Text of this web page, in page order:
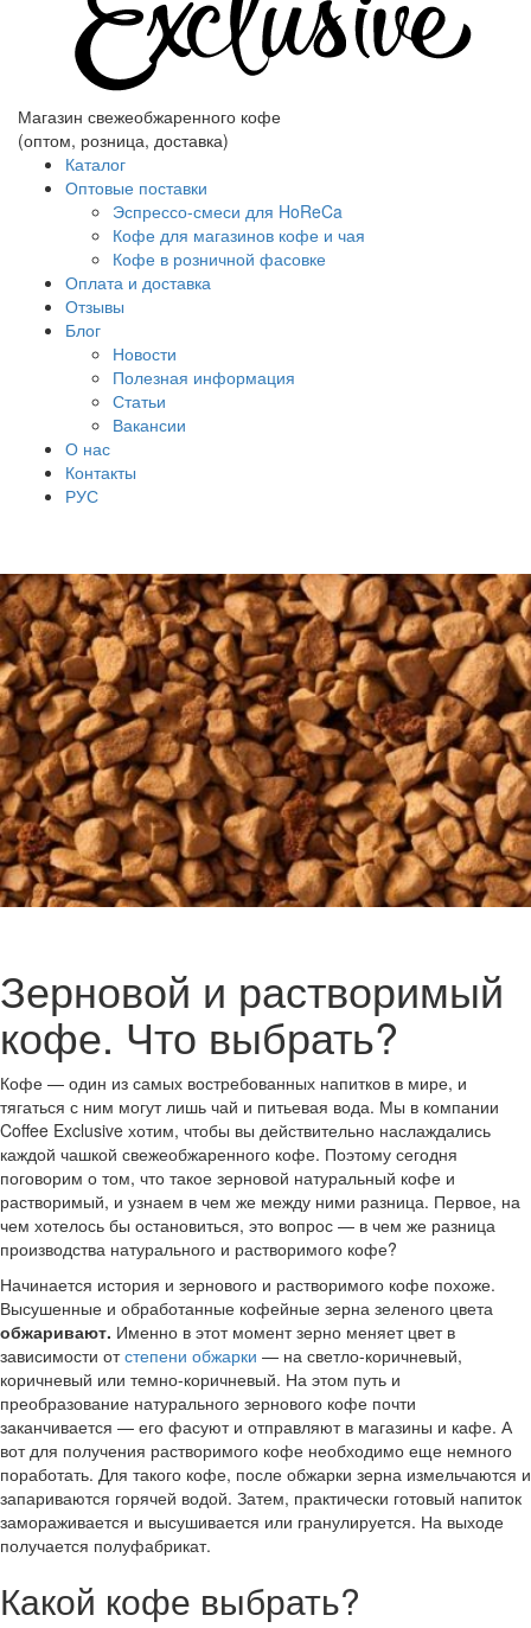
Магазин свежеобжаренного кофе
(оптом, розница, доставка)
Каталог
Оптовые поставки
Эспрессо-смеси для HoReCa
Кофе для магазинов кофе и чая
Кофе в розничной фасовке
Оплата и доставка
Отзывы
Блог
Новости
Полезная информация
Статьи
Вакансии
О нас
Контакты
РУС
Зерновой и растворимый
кофе. Что выбрать?
Кофе — один из самых востребованных напитков в мире, и
тягаться с ним могут лишь чай и питьевая вода. Мы в компании
Coffee Exclusive хотим, чтобы вы действительно наслаждались
каждой чашкой свежеобжаренного кофе. Поэтому сегодня
поговорим о том, что такое зерновой натуральный кофе и
растворимый, и узнаем в чем же между ними разница. Первое, на
чем хотелось бы остановиться, это вопрос — в чем же разница
производства натурального и растворимого кофе?
Начинается история и зернового и растворимого кофе похоже.
Высушенные и обработанные кофейные зерна зеленого цвета
обжаривают. Именно в этот момент зерно меняет цвет в
зависимости отстепени обжарки — на светло-коричневый,
коричневый или темно-коричневый. На этом путь и
преобразование натурального зернового кофе почти
заканчивается — его фасуют и отправляют в магазины и кафе. А
вот для получения растворимого кофе необходимо еще немного
поработать. Для такого кофе, после обжарки зерна измельчаются и
запариваются горячей водой. Затем, практически готовый напиток
замораживается и высушивается или гранулируется. На выходе
получается полуфабрикат.
Какой кофе выбрать?